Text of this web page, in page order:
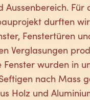
Aussenbereich. Für
durften
Fenstertüren
Verglasungen
Fenster wurden in
nach Mass
Holz und